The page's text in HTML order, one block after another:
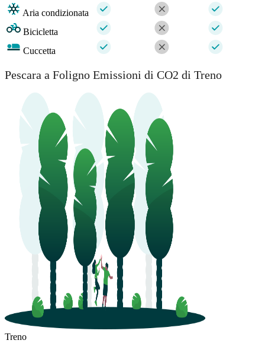
Aria condizionata
Bicicletta
Cuccetta
Pescara a Foligno Emissioni di CO2 di Treno
Treno